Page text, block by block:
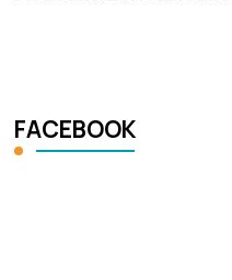
FACEBOOK